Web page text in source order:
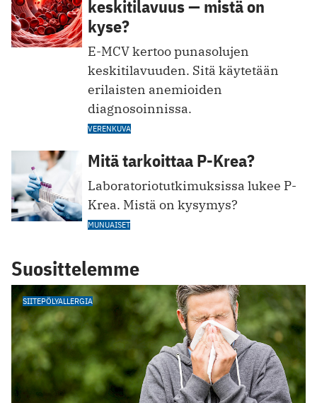
keskitilavuus — mistä on
kyse?
E-MCV kertoo punasolujen
keskitilavuuden. Sitä käytetään
erilaisten anemioiden
diagnosoinnissa.
VERENKUVA
Mitä tarkoittaa P-Krea?
Laboratoriotutkimuksissa lukee P-
Krea. Mistä on kysymys?
MUNUAISET
Suosittelemme
SIITEPÖLYALLERGIA